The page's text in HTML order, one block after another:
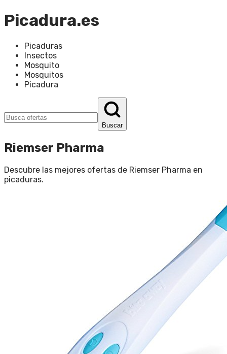
Picadura.es
Picaduras
Insectos
Mosquito
Mosquitos
Picadura
Buscar
Riemser Pharma
Descubre las mejores ofertas de Riemser Pharma en
picaduras.